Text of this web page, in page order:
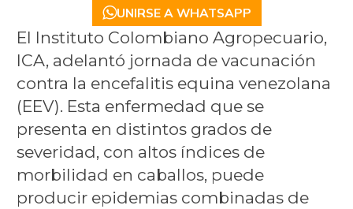
UNIRSE A WHATSAPP
El Instituto Colombiano Agropecuario,
ICA, adelantó jornada de vacunación
contra la encefalitis equina venezolana
(EEV). Esta enfermedad que se
presenta en distintos grados de
severidad, con altos índices de
morbilidad en caballos, puede
producir epidemias combinadas de